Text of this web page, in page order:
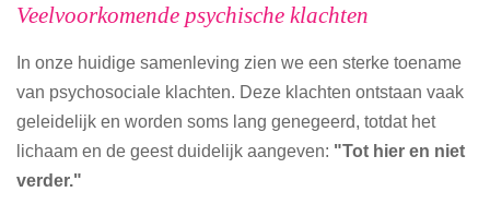
Veelvoorkomende psychische klachten
In onze huidige samenleving zien we een sterke toename
van psychosociale klachten. Deze klachten ontstaan vaak
geleidelijk en worden soms lang genegeerd, totdat het
lichaam en de geest duidelijk aangeven: "Tot hier en niet
verder."